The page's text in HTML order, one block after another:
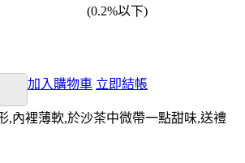
(0.2%以下)
加入購物車 立即結帳
,內裡薄軟,於沙茶中微帶一點甜味,送禮